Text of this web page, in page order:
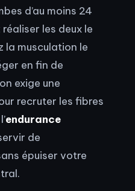
d’au moins 24
les deux le
la musculation le
en fin de
exige une
recruter les fibres
endurance
de
épuiser votre